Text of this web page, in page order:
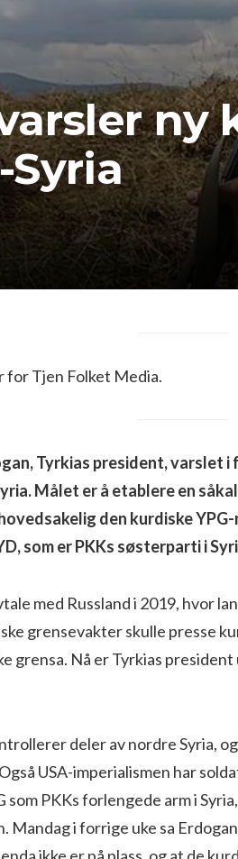
for Tjen Folket Media.
Tyrkias president, varslet
Målet er å etablere en
den kurdiske
som er PKKs søsterparti i
med Russland i 2019, hvor
grensevakter skulle presse
grensa. Nå er Tyrkias
deler av nordre Syria,
USA-imperialismen har
som PKKs forlengede arm i
Mandag i forrige uke sa
ikke er på plass, og at de